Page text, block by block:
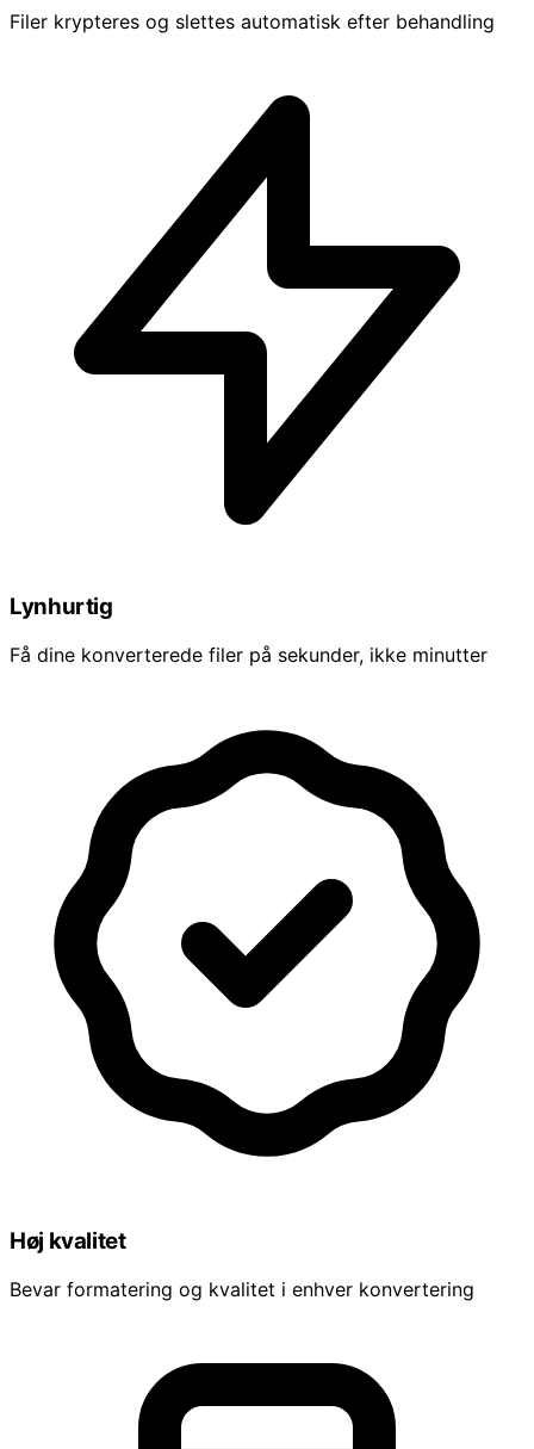
Filer krypteres og slettes automatisk efter behandling
Lynhurtig
Få dine konverterede filer på sekunder, ikke minutter
Høj kvalitet
Bevar formatering og kvalitet i enhver konvertering